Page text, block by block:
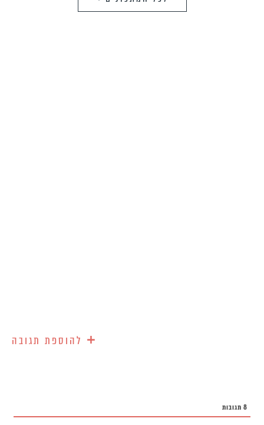
+ להוספת תגובה
8 תגובות